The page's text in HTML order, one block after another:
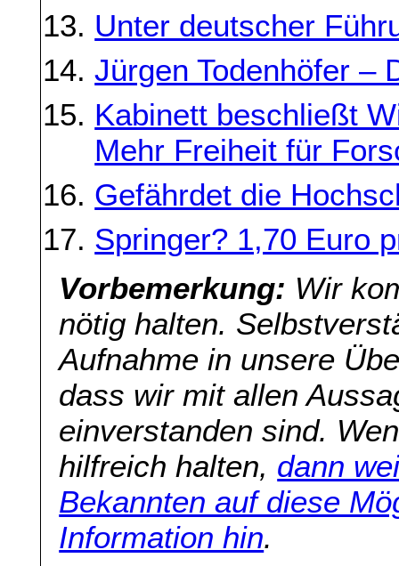
Unter deutscher
Jürgen Todenhöfer –
Kabinett beschließt
Mehr Freiheit für
Gefährdet die
Springer? 1,70 Euro
Vorbemerkung: Wir
nötig halten.
Aufnahme in unsere
dass wir mit allen
einverstanden sind.
hilfreich halten, dann
Bekannten auf diese
Information hin.